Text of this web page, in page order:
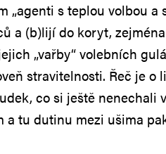
„agenti s teplou volbou a
a (b)lijí do koryt,
„vařby“ volebních
stravitelnosti. Řeč je o
co si ještě nenechali
a tu dutinu mezi ušima